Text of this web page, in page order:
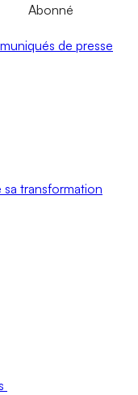
Abonné
de presse
transformation